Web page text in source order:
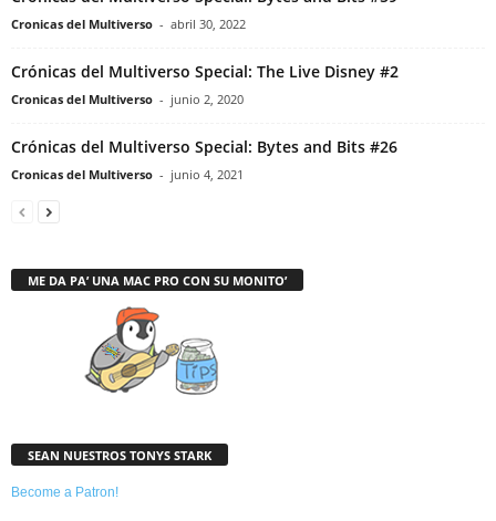
Cronicas del Multiverso - abril 30, 2022
Crónicas del Multiverso Special: The Live Disney #2
Cronicas del Multiverso - junio 2, 2020
Crónicas del Multiverso Special: Bytes and Bits #26
Cronicas del Multiverso - junio 4, 2021
ME DA PA’ UNA MAC PRO CON SU MONITO’
SEAN NUESTROS TONYS STARK
Become a Patron!